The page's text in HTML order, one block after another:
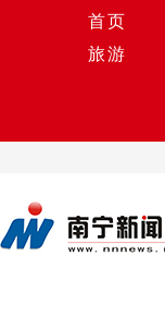
首页
旅游